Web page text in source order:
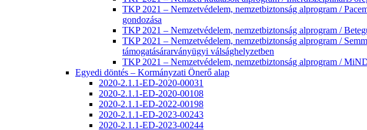
TKP 2021 – Nemzetvédelem, nemzetbiztonság alprogram /
gondozása
TKP 2021 – Nemzetvédelem, nemzetbiztonság alprogram /
TKP 2021 – Nemzetvédelem, nemzetbiztonság alprogram /
támogatásárarványügyi válsághelyzetben
TKP 2021 – Nemzetvédelem, nemzetbiztonság alprogram /
Egyedi döntés – Kormányzati Önerő alap
2020-2.1.1-ED-2020-00031
2020-2.1.1-ED-2020-00108
2020-2.1.1-ED-2022-00198
2020-2.1.1-ED-2023-00243
2020-2.1.1-ED-2023-00244